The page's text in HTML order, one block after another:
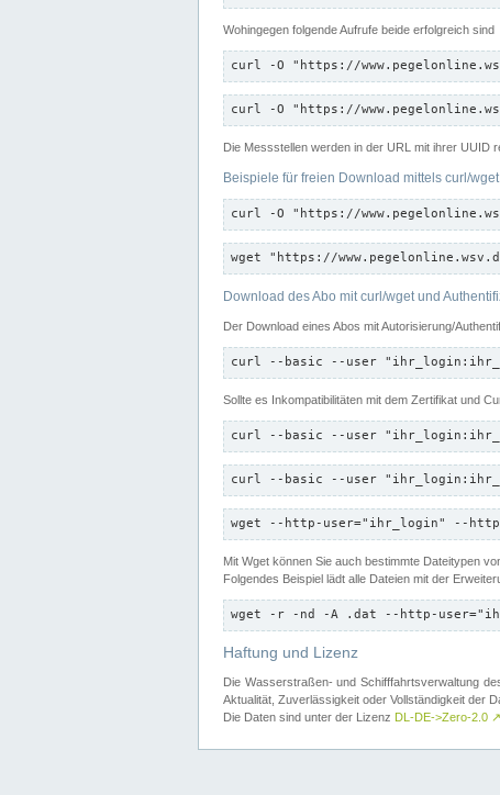
Wohingegen folgende Aufrufe beide erfolgreich sind
curl -O "https://
curl -O "https://
Die Messstellen werden in der URL mit ihrer UUID
Beispiele für freien Download mittels curl/wget
curl -O "https://
wget "https://
Download des Abo mit curl/wget und
Der Download eines Abos mit Autorisierung/
curl --basic --user
Sollte es Inkompatibilitäten mit dem Zertifikat und
curl --basic --user
curl --basic --user
wget --http-user="ihr_login" --
Mit Wget können Sie auch bestimmte Dateitypen
Folgendes Beispiel lädt alle Dateien mit der
wget -r -nd -A .dat --http-
Haftung und Lizenz
Die Wasserstraßen- und Schifffahrtsverwaltung
Aktualität, Zuverlässigkeit oder Vollständigkeit der
Die Daten sind unter der Lizenz DL-DE->Zero-2.0 ↗